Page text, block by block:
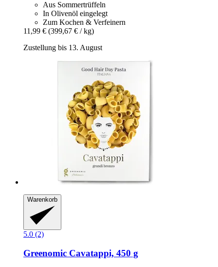
Aus Sommertrüffeln
In Olivenöl eingelegt
Zum Kochen & Verfeinern
11,99 € (399,67 € / kg)
Zustellung bis 13. August
Warenkorb
5.0 (2)
Greenomic Cavatappi, 450 g